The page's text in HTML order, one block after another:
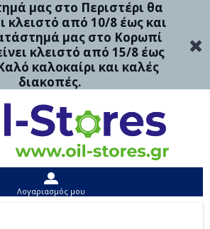
μας στο Περιστέρι θα
κλειστό από 10/8 έως και
μας στο Κορωπί
κλειστό από 15/8 έως
καλοκαίρι και καλές
διακοπές.
Λογαριασμός μου